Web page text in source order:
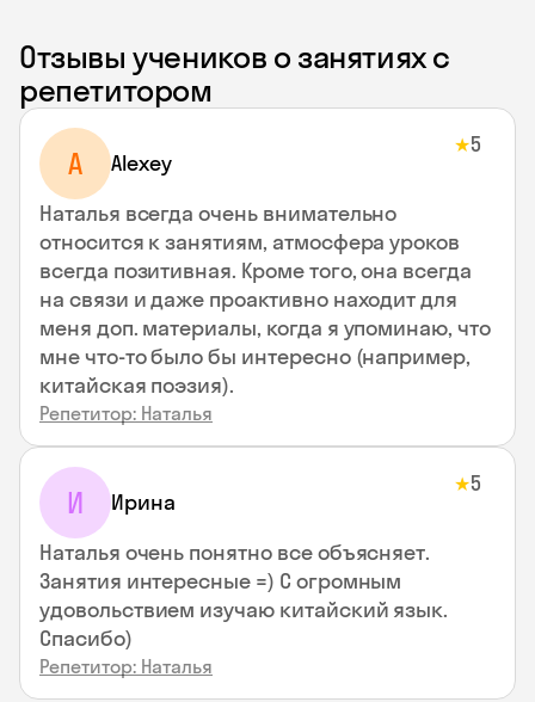
Отзывы учеников о занятиях с
репетитором
A Alexey
★5
Наталья всегда очень внимательно
относится к занятиям, атмосфера уроков
всегда позитивная. Кроме того, она всегда
на связи и даже проактивно находит для
меня доп. материалы, когда я упоминаю, что
мне что-то было бы интересно (например,
китайская поэзия).
Репетитор: Наталья
И Ирина
★5
Наталья очень понятно все объясняет.
Занятия интересные =) С огромным
удовольствием изучаю китайский язык.
Спасибо)
Репетитор: Наталья